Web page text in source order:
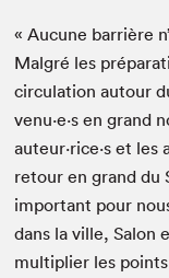
« Aucune barrière
Malgré les
circulation autour
venu·e·s en
auteur·rice·s et les
retour en grand du
important pour
dans la ville, Salon
multiplier les